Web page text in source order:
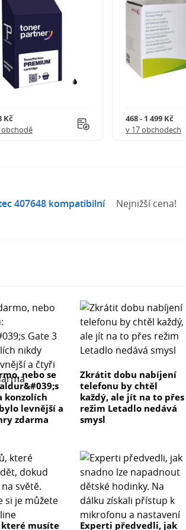
Kč
obchodě
468 - 1 499 Kč
v 17 obchodech
407648 kompatibilní Nejnižší cena!
nebo se
konzolích
levnější a
zdarma
Zkrátit dobu nabíjení
telefonu by chtěl
každý, ale jít na to přes
režim Letadlo nedává
smysl
musíte Experti předvedli, jak